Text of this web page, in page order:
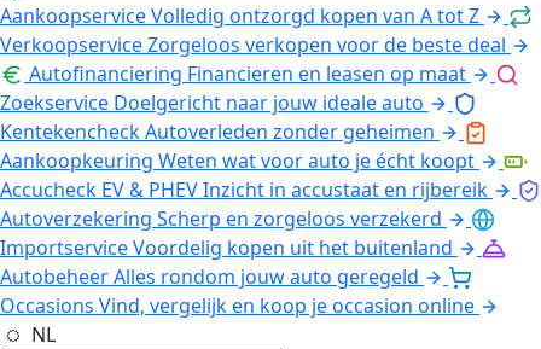
AankoopserviceVolledig ontzorgd kopen van A tot Z
VerkoopserviceZorgeloos verkopen voor de beste deal
Autofinanciering Financieren en leasen op maat
Zoekservice Doelgericht naar jouw ideale auto
KentekencheckAutoverleden zonder geheimen
Aankoopkeuring Weten wat voor auto je écht koopt
Accucheck EV & PHEVInzicht in accustaat en rijbereik
Autoverzekering Scherp en zorgeloos verzekerd
ImportserviceVoordelig kopen uit het buitenland
AutobeheerAlles rondom jouw auto geregeld
Occasions Vind, vergelijk en koop je occasion online
NL